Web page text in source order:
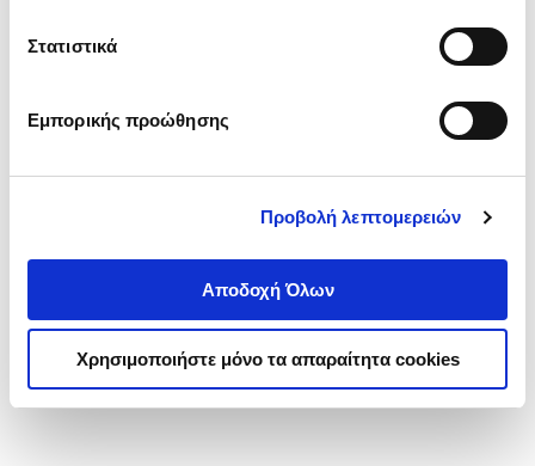
Στατιστικά
Εμπορικής προώθησης
Προβολή λεπτομερειών
Αποδοχή Όλων
Χρησιμοποιήστε μόνο τα απαραίτητα cookies